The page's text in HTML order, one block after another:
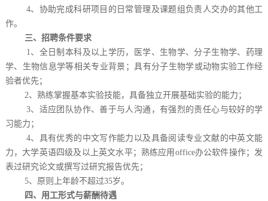
4、协助完成科研项目的日常管理及课题组负责人交办的其他工
作。
三、招聘条件要求
1、全日制本科及以上学历，医学、生物学、分子生物学、药理
学、生物信息学等相关专业背景；具有分子生物学或动物实验工作经
验者优先；
2、熟练掌握基本实验技能，具备独立开展基础实验的能力；
3、适应团队协作、善于与人沟通，有强烈的责任心与较好的学
习能力；
4、具有优秀的中文写作能力以及具备阅读专业文献的中英文能
力，大学英语四级及以上英文水平；熟练应用office办公软件操作；发
表过研究论文或撰写过研究报告优先；
5、原则上年龄不超过35岁。
四、用工形式与薪酬待遇